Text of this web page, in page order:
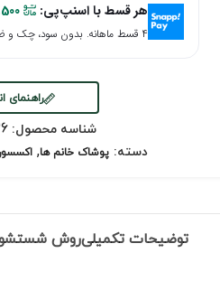
هر قسط با اسنپ‌پی:
۴ قسط ماهانه. بدون سود، چک و ضامن.
راهنمای
شناسه محصول:
دسته: پوشاک خانم ها,
توضیحات تکمیلیروش